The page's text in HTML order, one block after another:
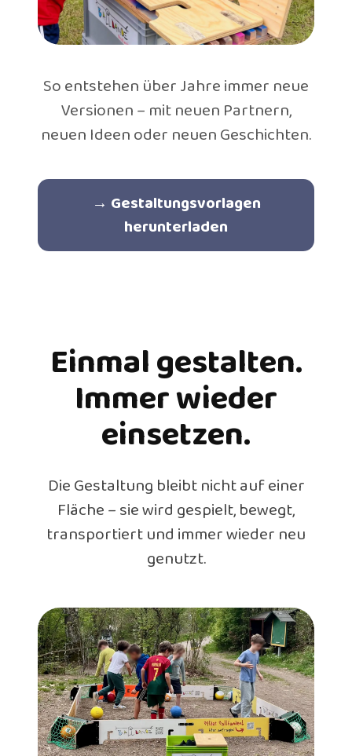
So entstehen über Jahre immer neue
Versionen – mit neuen Partnern,
neuen Ideen oder neuen Geschichten.
→ Gestaltungsvorlagen
herunterladen
Einmal gestalten.
Immer wieder
einsetzen.
Die Gestaltung bleibt nicht auf einer
Fläche – sie wird gespielt, bewegt,
transportiert und immer wieder neu
genutzt.